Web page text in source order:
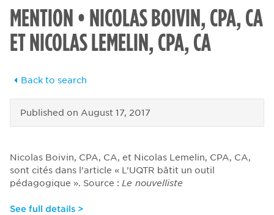
MENTION • NICOLAS BOIVIN, CPA, CA
ET NICOLAS LEMELIN, CPA, CA
Back to search
Published on August 17, 2017
Nicolas Boivin, CPA, CA, et Nicolas Lemelin, CPA, CA,
sont cités dans l’article « L’UQTR bâtit un outil
pédagogique ». Source : Le nouvelliste
See full details >